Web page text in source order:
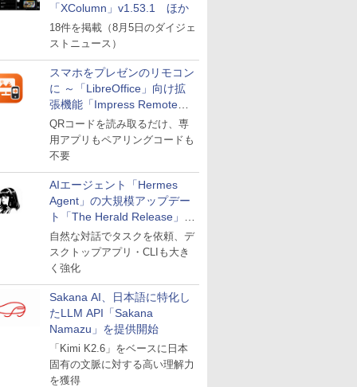
「XColumn」v1.53.1 ほか
18件を掲載（8月5日のダイジェ
ストニュース）
スマホをプレゼンのリモコン
に ～「LibreOffice」向け拡
張機能「Impress Remote」
が公開
QRコードを読み取るだけ、専
用アプリもペアリングコードも
不要
AIエージェント「Hermes
Agent」の大規模アップデー
ト「The Herald Release」が
公開
自然な対話でタスクを依頼、デ
スクトップアプリ・CLIも大き
く強化
Sakana AI、日本語に特化し
たLLM API「Sakana
Namazu」を提供開始
「Kimi K2.6」をベースに日本
固有の文脈に対する高い理解力
を獲得